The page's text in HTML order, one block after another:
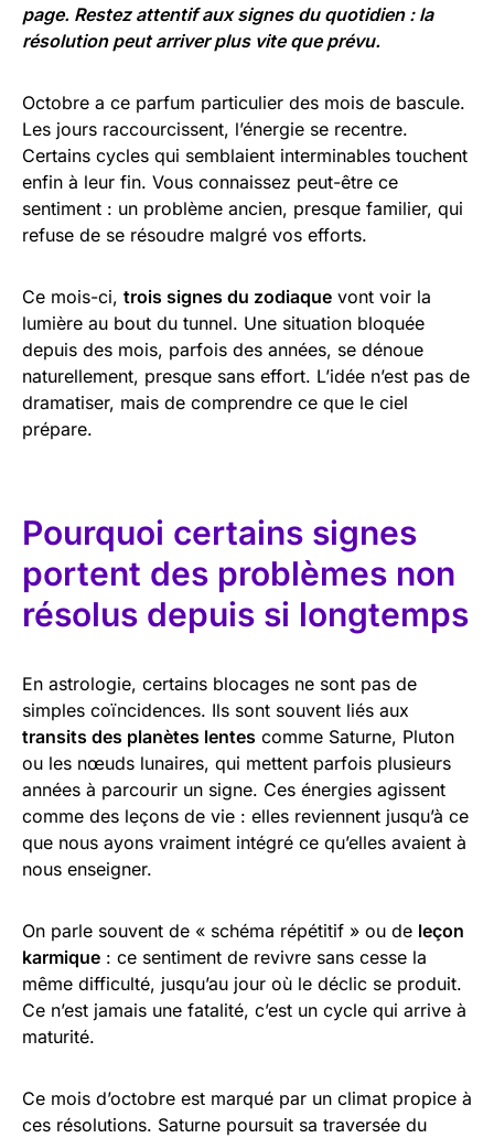
page. Restez attentif aux signes du quotidien : la
résolution peut arriver plus vite que prévu.
Octobre a ce parfum particulier des mois de bascule.
Les jours raccourcissent, l’énergie se recentre.
Certains cycles qui semblaient interminables touchent
enfin à leur fin. Vous connaissez peut-être ce
sentiment : un problème ancien, presque familier, qui
refuse de se résoudre malgré vos efforts.
Ce mois-ci, trois signes du zodiaque vont voir la
lumière au bout du tunnel. Une situation bloquée
depuis des mois, parfois des années, se dénoue
naturellement, presque sans effort. L’idée n’est pas de
dramatiser, mais de comprendre ce que le ciel
prépare.
Pourquoi certains signes
portent des problèmes non
résolus depuis si longtemps
En astrologie, certains blocages ne sont pas de
simples coïncidences. Ils sont souvent liés aux
transits des planètes lentes comme Saturne, Pluton
ou les nœuds lunaires, qui mettent parfois plusieurs
années à parcourir un signe. Ces énergies agissent
comme des leçons de vie : elles reviennent jusqu’à ce
que nous ayons vraiment intégré ce qu’elles avaient à
nous enseigner.
On parle souvent de « schéma répétitif » ou de leçon
karmique : ce sentiment de revivre sans cesse la
même difficulté, jusqu’au jour où le déclic se produit.
Ce n’est jamais une fatalité, c’est un cycle qui arrive à
maturité.
Ce mois d’octobre est marqué par un climat propice à
ces résolutions. Saturne poursuit sa traversée du